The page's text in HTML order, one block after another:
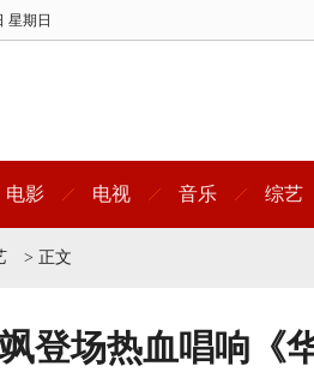
星期日
电影 电视 音乐 综艺
> 正文
登场热血唱响《